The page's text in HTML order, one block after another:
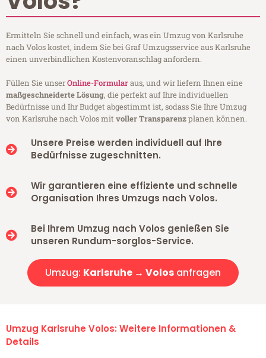
Ermitteln Sie schnell und einfach, was ein Umzug von Karlsruhe
nach Volos kostet, indem Sie bei Graf Umzugsservice aus Karlsruhe
einen unverbindlichen Kostenvoranschlag anfordern.
Füllen Sie unserOnline-Formularaus, und wir liefern Ihnen eine
maßgeschneiderte Lösung, die perfekt auf Ihre individuellen
Bedürfnisse und Ihr Budget abgestimmt ist, sodass Sie Ihre Umzug
von Karlsruhe nach Volos mitvoller Transparenzplanen können.
Unsere Preise werden individuell auf Ihre
Bedürfnisse zugeschnitten.
Wir garantieren eine effiziente und schnelle
Organisation Ihres Umzugs nach Volos.
Bei Ihrem Umzug nach Volos genießen Sie
unseren Rundum-sorglos-Service.
Umzug: Karlsruhe → Volos anfragen
Umzug Karlsruhe Volos: Weitere Informationen &
Details